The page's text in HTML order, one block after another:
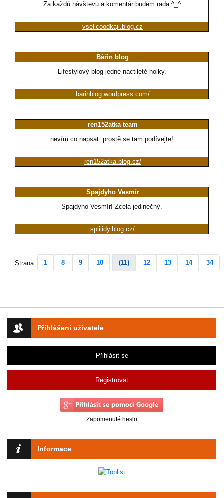
Přihlášení uživatele
Přihlásit se
Registrovat
Zapomenuté heslo
Informace
Za každú návštevu a komentár budem rada ^_^
vselicoodkaji.blog.cz
Bářin blog
Lifestylový blog jedné náctileté holky.
barinblog.wordpress.com/
ren152atka team
nevím co napsat. prostě se tam podívejte!
ren152atka.blog.cz/
Spajdyho Vesmír
Spajdyho Vesmír! Zcela jedinečný.
spiiiidy.blog.cz/
Strana: 1 8 9 10 (11) 12 13 14 34